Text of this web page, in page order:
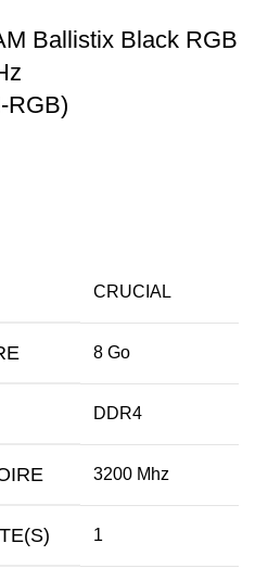
Ballistix Black RGB
RGB)
CRUCIAL
8 Go
DDR4
3200 Mhz
1